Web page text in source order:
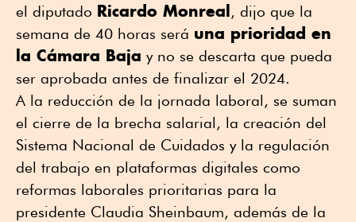
el diputado Ricardo Monreal , dijo que la
semana de 40 horas será una prioridad en
la Cámara Baja y no se descarta que pueda
ser aprobada antes de finalizar el 2024.
A la reducción de la jornada laboral, se suman
el cierre de la brecha salarial, la creación del
Sistema Nacional de Cuidados y la regulación
del trabajo en plataformas digitales como
reformas laborales prioritarias para la
presidente Claudia Sheinbaum, además de la